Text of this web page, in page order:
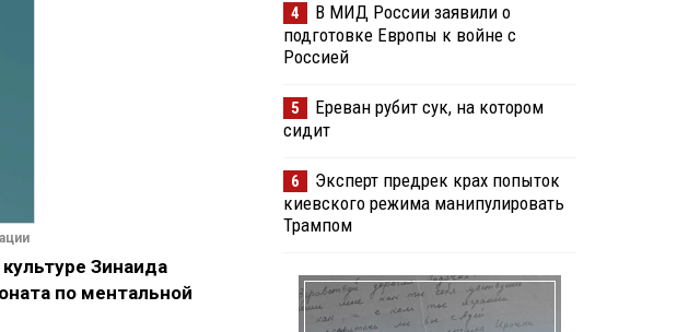
Зинаида
по ментальной
4
В МИД России заявили о
подготовке Европы к войне с
Россией
5
Ереван рубит сук, на котором
сидит
6
Эксперт предрек крах попыток
киевского режима манипулировать
Трампом